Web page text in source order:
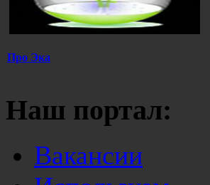
Про Эка
Наш портал:
Вакансии